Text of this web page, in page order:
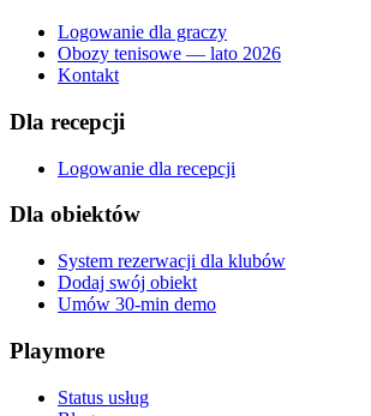
Logowanie dla graczy
Obozy tenisowe — lato 2026
Kontakt
Dla recepcji
Logowanie dla recepcji
Dla obiektów
System rezerwacji dla klubów
Dodaj swój obiekt
Umów 30-min demo
Playmore
Status usług